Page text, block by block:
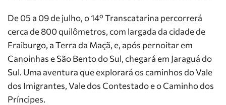
De 05 a 09 de julho, o 14º Transcatarina percorrerá
cerca de 800 quilômetros, com largada da cidade de
Fraiburgo, a Terra da Maçã, e, após pernoitar em
Canoinhas e São Bento do Sul, chegará em Jaraguá do
Sul. Uma aventura que explorará os caminhos do Vale
dos Imigrantes, Vale dos Contestado e o Caminho dos
Príncipes.